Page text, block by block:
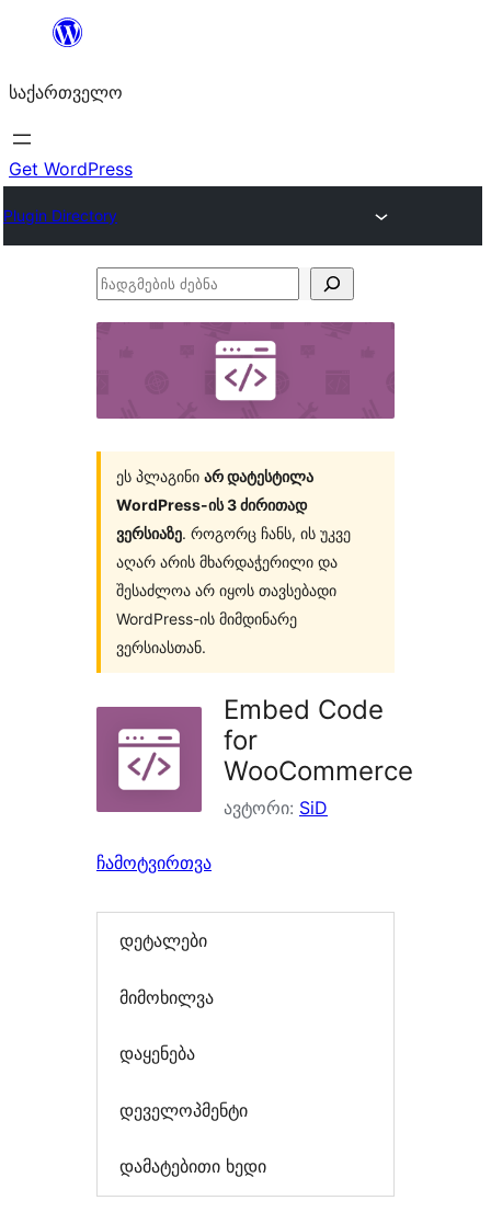
შიგთავსზე
საქართველო
Get WordPress
Plugin Directory
ჩადგმების
ეს პლაგინი არ დატესტილა
WordPress-ის 3 ძირითად
ვერსიაზე. როგორც ჩანს, ის უკვე
აღარ არის მხარდაჭერილი და
შესაძლოა არ იყოს თავსებადი
WordPress-ის მიმდინარე
ვერსიასთან.
Embed Code
for
WooCommerce
ავტორი: SiD
ჩამოტვირთვა
დეტალები
მიმოხილვა
დაყენება
დეველოპმენტი
დამატებითი ხედი